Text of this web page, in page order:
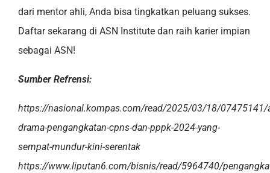
dari mentor ahli, Anda bisa tingkatkan peluang sukses.
Daftar sekarang di ASN Institute dan raih karier impian
sebagai ASN!
Sumber Refrensi:
https://nasional.kompas.com/read/2025/03/18/07475141/
drama-pengangkatan-cpns-dan-pppk-2024-yang-
sempat-mundur-kini-serentak
https://www.liputan6.com/bisnis/read/5964740/